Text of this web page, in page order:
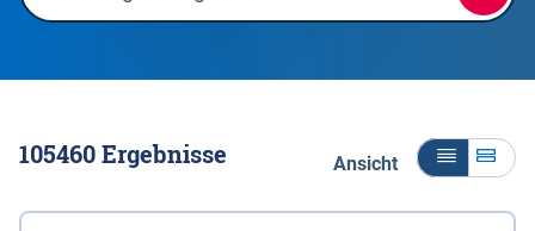
105460Ergebnisse Ansicht